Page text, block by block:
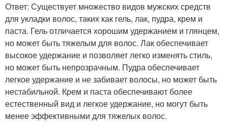
Ответ: Существует множество видов мужских средств
для укладки волос, таких как гель, лак, пудра, крем и
паста. Гель отличается хорошим удержанием и глянцем,
но может быть тяжелым для волос. Лак обеспечивает
высокое удержание и позволяет легко изменять стиль,
но может быть непрозрачным. Пудра обеспечивает
легкое удержание и не забивает волосы, но может быть
нестабильной. Крем и паста обеспечивают более
естественный вид и легкое удержание, но могут быть
менее эффективными для тяжелых волос.